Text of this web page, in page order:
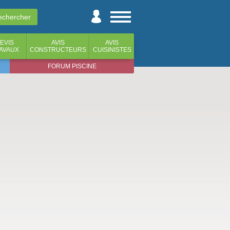
AVIS
CONSTRUCTEURS
AVIS
CUISINISTES
FORUM PISCINE